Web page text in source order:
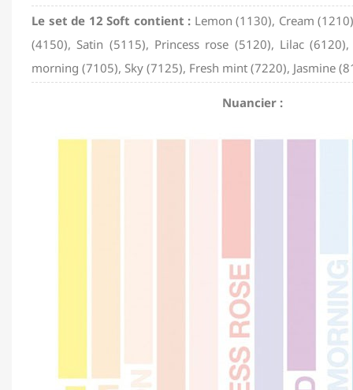
Le set de 12 Soft contient : Lemon (1130), Cream
(4150), Satin (5115), Princess rose (5120), Lilac
morning (7105), Sky (7125), Fresh mint (7220), Jasmine
Nuancier :